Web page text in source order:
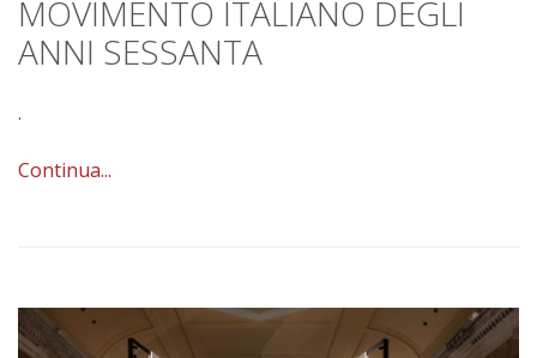
MOVIMENTO ITALIANO DEGLI
ANNI SESSANTA
.
Continua...